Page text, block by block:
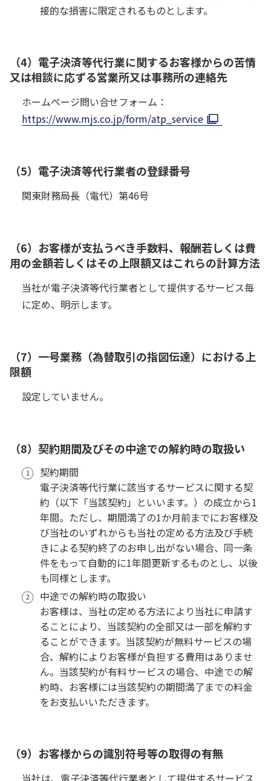
接的な損害に限定されるものとします。
（4）電子決済等代行業に関するお客様からの苦情
又は相談に応ずる営業所又は事務所の連絡先
ホームページ問い合せフォーム：
https://www.mjs.co.jp/form/atp_service
（5）電子決済等代行業者の登録番号
関東財務局長（電代）第46号
（6）お客様が支払うべき手数料、報酬若しくは費
用の金額若しくはその上限額又はこれらの計算方法
当社が電子決済等代行業者として提供するサービス毎
に定め、明示します。
（7）一号業務（為替取引の指図伝達）における上
限額
設定していません。
（8）契約期間及びその中途での解約時の取扱い
契約期間
電子決済等代行業に該当するサービスに関する契
約（以下「当該契約」といいます。）の成立から1
年間。ただし、期間満了の1か月前までにお客様及
び当社のいずれからも当社の定める方法及び手続
きによる契約終了のお申し出がない場合、同一条
件をもって自動的に1年間更新するものとし、以後
も同様とします。
中途での解約時の取扱い
お客様は、当社の定める方法により当社に申請す
ることにより、当該契約の全部又は一部を解約す
ることができます。当該契約が無料サービスの場
合、解約によりお客様が負担する費用はありませ
ん。当該契約が有料サービスの場合、中途での解
約時、お客様には当該契約の期間満了までの料金
をお支払いいただきます。
（9）お客様からの識別符号等の取得の有無
当社は、電子決済等代行業者として提供するサービス